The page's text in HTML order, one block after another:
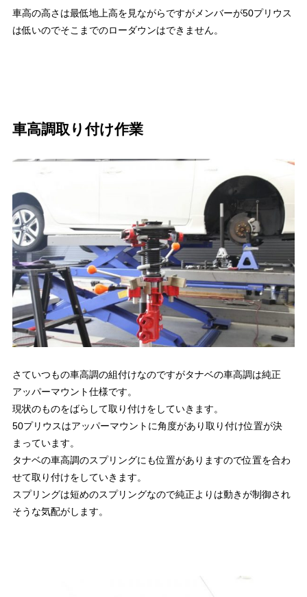
車高の高さは最低地上高を見ながらですがメンバーが50プリウス
は低いのでそこまでのローダウンはできません。
車高調取り付け作業
さていつもの車高調の組付けなのですがタナベの車高調は純正
アッパーマウント仕様です。
現状のものをばらして取り付けをしていきます。
50プリウスはアッパーマウントに角度があり取り付け位置が決
まっています。
タナベの車高調のスプリングにも位置がありますので位置を合わ
せて取り付けをしていきます。
スプリングは短めのスプリングなので純正よりは動きが制御され
そうな気配がします。